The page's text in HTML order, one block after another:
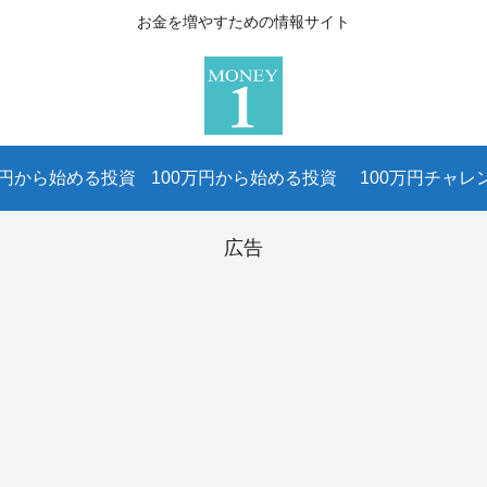
お金を増やすための情報サイト
から始める投資 100万円から始める投資 100万円チャレ
広告